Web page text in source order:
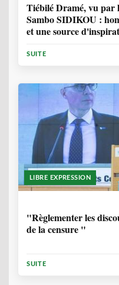
Tiébilé Dramé, vu par
Sambo SIDIKOU :
et une source
SUITE
LIBRE EXPRESSION
"Règlementer les
de la censure "
SUITE